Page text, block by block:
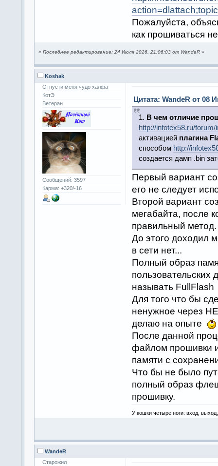
Пожалуйста,
как прошиваться
« Последнее редактирование: 24 Июля 2026, 21:06:03 от WandeR »
Koshak
Отпусти меня чудо халфа
КотЭ
Ветеран
Сообщений: 3597
Карма: +320/-16
Цитата: WandeR от 08
1. В чем отличие
http://infotex58.ru/
активацией плагина
способом http://
создается дамп .bin
Первый вариант
его не следует
Второй вариант
мегабайта, после
правильный метод.
До этого доходил
в сети нет...
Полный образ
пользовательских
называть
Для того что бы
ненужное через
делаю на опыте
После данной
файлом прошивки
памяти с
Что бы не было
полный образ
прошивку.
У кошки четыре ноги: вход,
WandeR
Старожил